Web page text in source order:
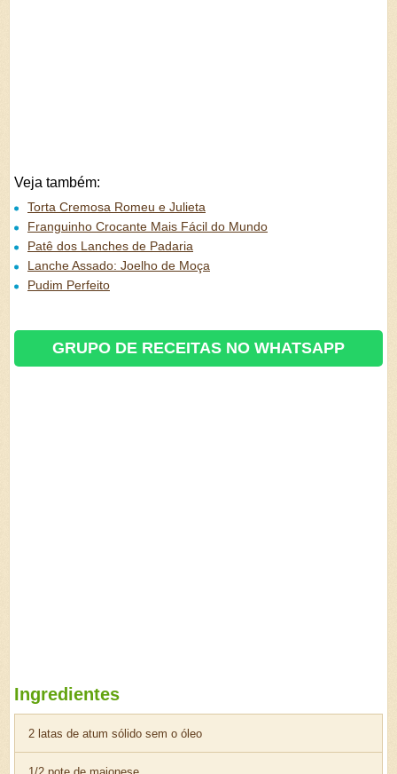
Veja também:
Torta Cremosa Romeu e Julieta
Franguinho Crocante Mais Fácil do Mundo
Patê dos Lanches de Padaria
Lanche Assado: Joelho de Moça
Pudim Perfeito
GRUPO DE RECEITAS NO WHATSAPP
Ingredientes
2 latas de atum sólido sem o óleo